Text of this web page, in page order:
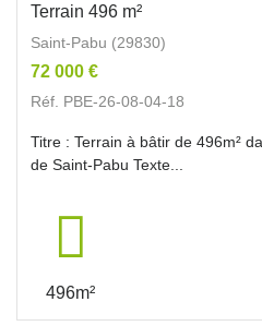
Terrain 496 m²
Saint-Pabu (29830)
72 000 €
Réf. PBE-26-08-04-18
Titre : Terrain à bâtir de 496m²
de Saint-Pabu Texte...
496m²